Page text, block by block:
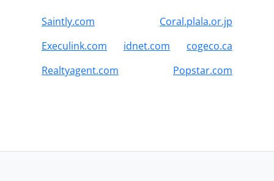
Saintly.com
Coral.plala.or.jp
Execulink.com
idnet.com
cogeco.ca
Realtyagent.com
Popstar.com